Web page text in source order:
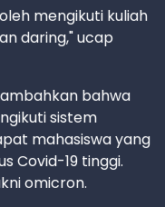
mengikuti kuliah
daring," ucap
bahwa
sistem
mahasiswa yang
Covid-19 tinggi.
omicron.